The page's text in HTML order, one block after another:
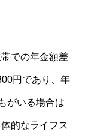
での年金額差
円であり、年
がいる場合は
的なライフス